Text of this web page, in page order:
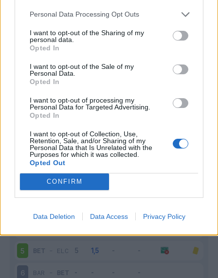
Personal Data Processing Opt Outs
I want to opt-out of the Sharing of my
personal data.
Opted In
I want to opt-out of the Sale of my
Personal Data.
Opted In
I want to opt-out of processing my
Personal Data for Targeted Advertising.
Opted In
I want to opt-out of Collection, Use,
Retention, Sale, and/or Sharing of my
Personal Data that Is Unrelated with the
Purposes for which it was collected.
Opted Out
CONFIRM
Data Deletion Data Access Privacy Policy
Infortunato 0 - 0%
Inutilizzato
Scarica riepilogo
stagionale
Giornata Voto FV EntratoUscito Bonus/Malus
BET-REA
-BET
5 BET - ELC
6 BAR - BET